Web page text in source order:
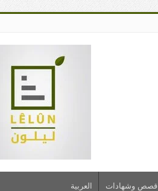
قصص وشهادات العربية